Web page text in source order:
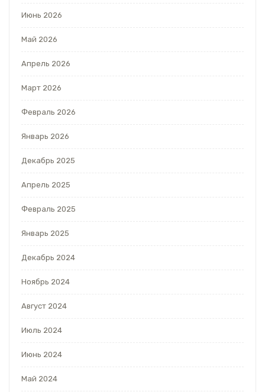
Июнь 2026
Май 2026
Апрель 2026
Март 2026
Февраль 2026
Январь 2026
Декабрь 2025
Апрель 2025
Февраль 2025
Январь 2025
Декабрь 2024
Ноябрь 2024
Август 2024
Июль 2024
Июнь 2024
Май 2024